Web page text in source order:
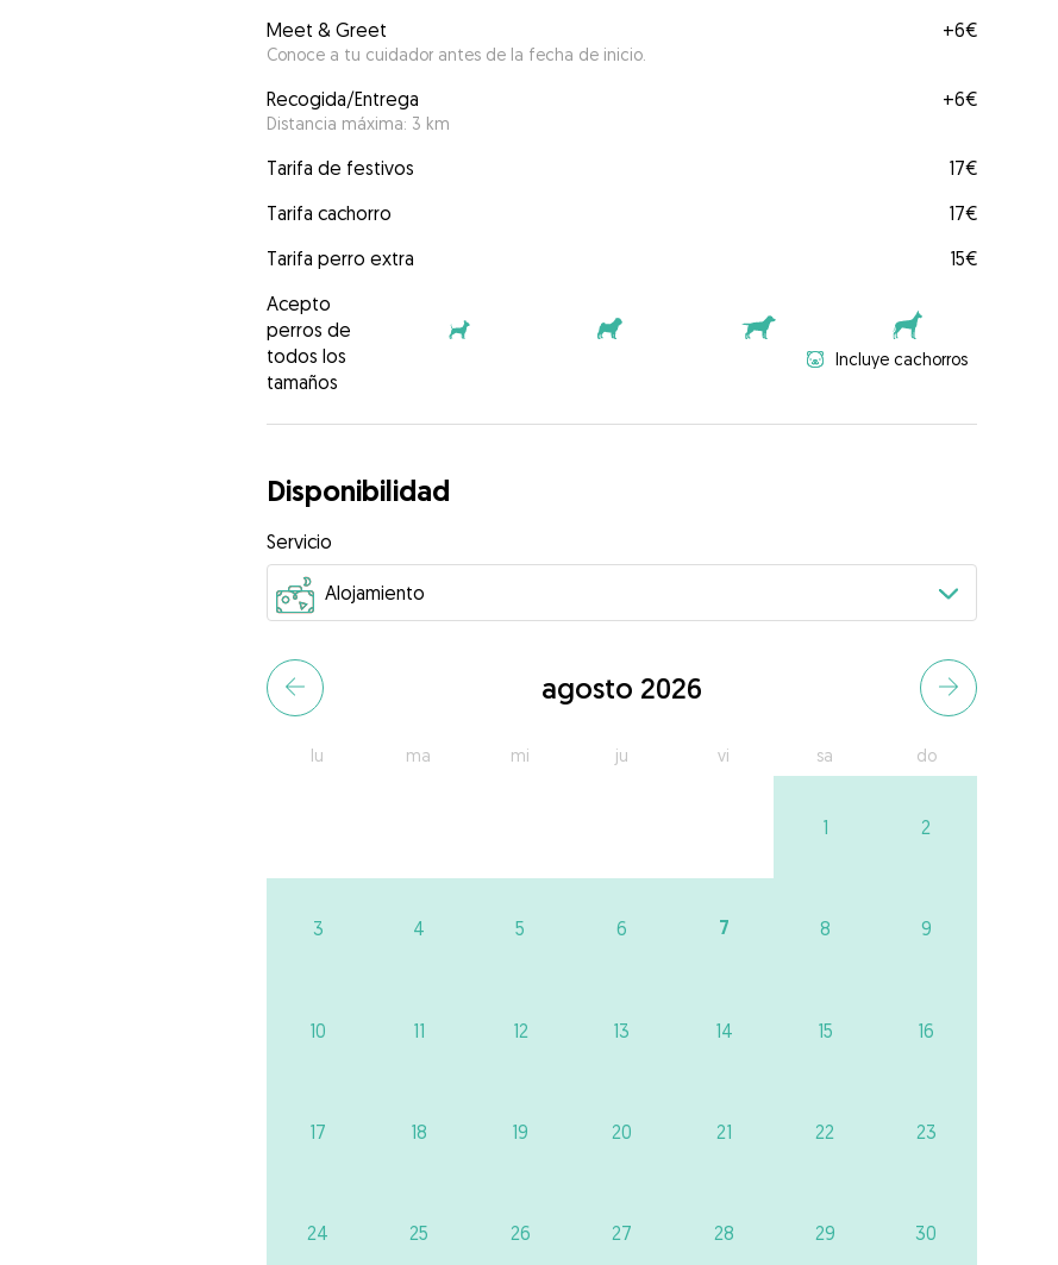
Meet & Greet
Conoce a tu cuidador antes de la fecha de inicio.
+6€
Recogida/Entrega
Distancia máxima: 3 km
+6€
Tarifa de festivos
17€
Tarifa cachorro
17€
Tarifa perro extra
15€
Acepto
perros de
todos los
tamaños
Incluye cachorros
Disponibilidad
Servicio
agosto 2026
lu ma mi ju vi sa do
1 2
3 4 5 6 7 8 9
10 11 12 13 14 15 16
17 18 19 20 21 22 23
24 25 26 27 28 29 30